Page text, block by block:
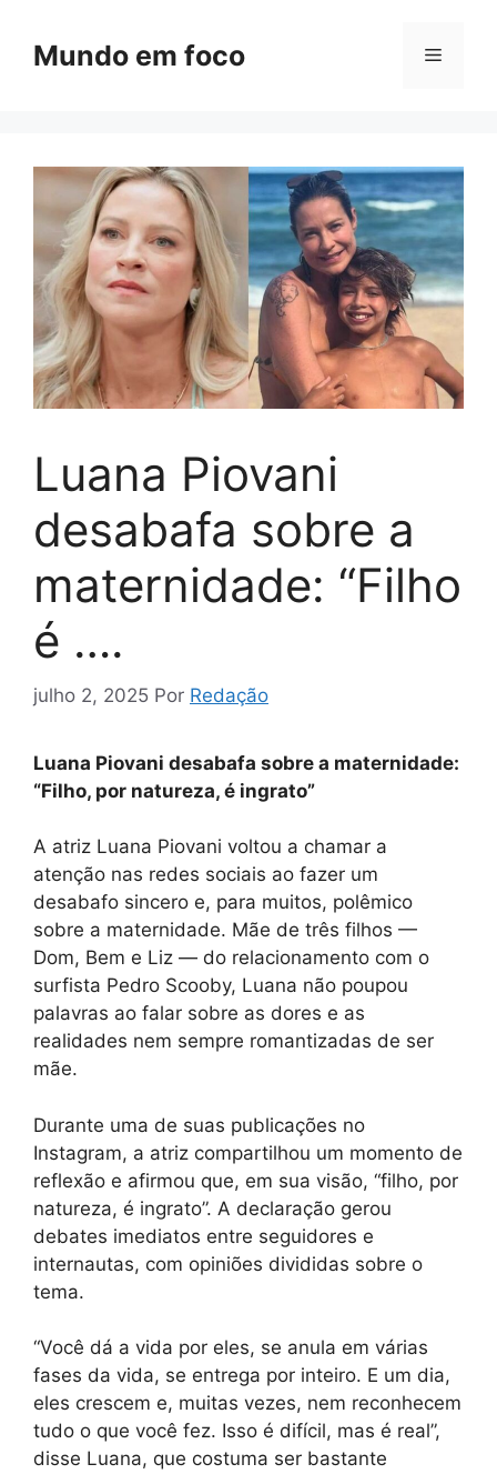
paraMundo em foco Menu
Luana Piovani
desabafa sobre a
maternidade: “Filho
é ….
julho 2, 2025 Por Redação
Luana Piovani desabafa sobre a maternidade:
“Filho, por natureza, é ingrato”
A atriz Luana Piovani voltou a chamar a
atenção nas redes sociais ao fazer um
desabafo sincero e, para muitos, polêmico
sobre a maternidade. Mãe de três filhos —
Dom, Bem e Liz — do relacionamento com o
surfista Pedro Scooby, Luana não poupou
palavras ao falar sobre as dores e as
realidades nem sempre romantizadas de ser
mãe.
Durante uma de suas publicações no
Instagram, a atriz compartilhou um momento de
reflexão e afirmou que, em sua visão, “filho, por
natureza, é ingrato”. A declaração gerou
debates imediatos entre seguidores e
internautas, com opiniões divididas sobre o
tema.
“Você dá a vida por eles, se anula em várias
fases da vida, se entrega por inteiro. E um dia,
eles crescem e, muitas vezes, nem reconhecem
tudo o que você fez. Isso é difícil, mas é real”,
disse Luana, que costuma ser bastante